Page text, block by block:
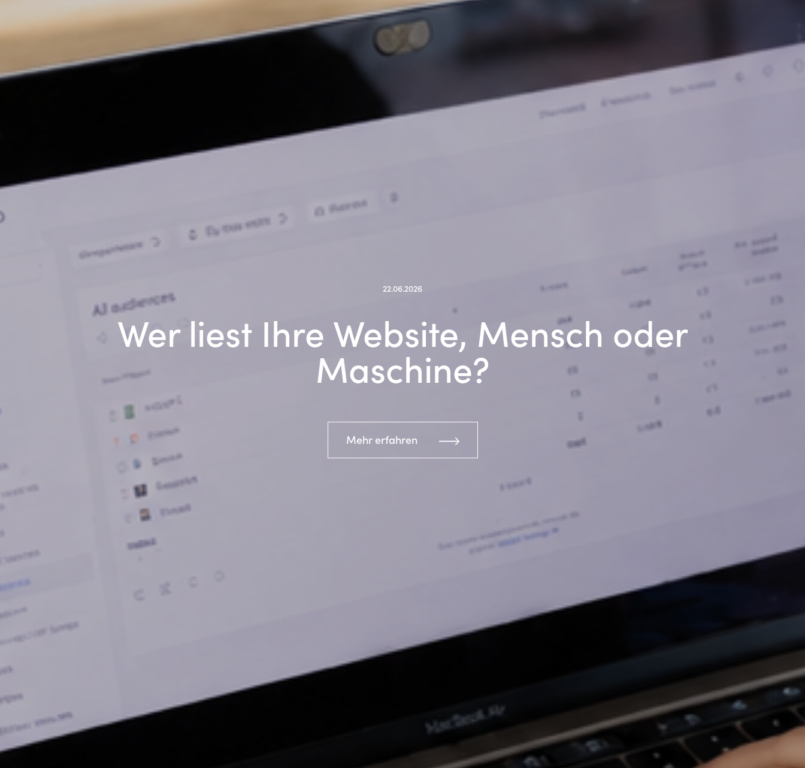
22.06.2026
Wer liest Ihre Website, Mensch oder
Maschine?
Mehr erfahren